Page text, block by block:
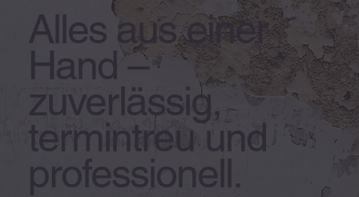
Alles aus einer
Hand –
zuverlässig,
termintreu und
professionell.